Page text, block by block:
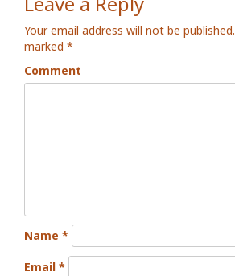
Your email address will not be published.
marked *
Comment
Name *
Email *